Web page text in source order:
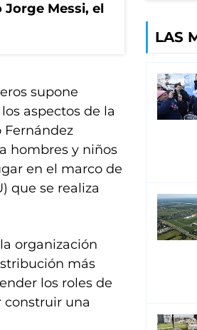
Messi, el
supone
aspectos de la
Fernández
hombres y niños
en el marco de
que se realiza
organización
más
los roles de
construir una
LAS